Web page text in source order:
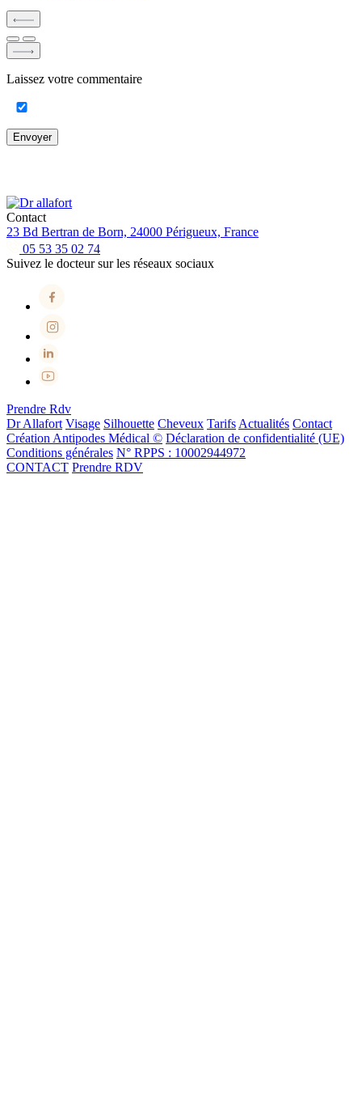
Laissez votre commentaire
Envoyer
Contact
23 Bd Bertran de Born, 24000 Périgueux, France
05 53 35 02 74
Suivez le docteur sur les réseaux sociaux
Prendre Rdv
Dr Allafort Visage Silhouette Cheveux Tarifs Actualités Contact
Création Antipodes Médical © Déclaration de confidentialité (UE)
Conditions générales N° RPPS : 10002944972
CONTACT Prendre RDV